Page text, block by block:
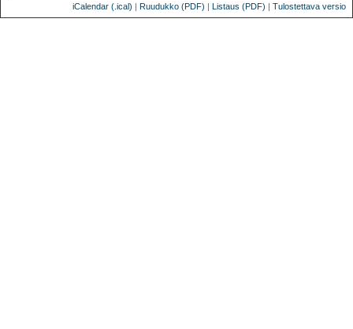
iCalendar (.ical) | Ruudukko (PDF) | Listaus (PDF) | Tulostettava versio